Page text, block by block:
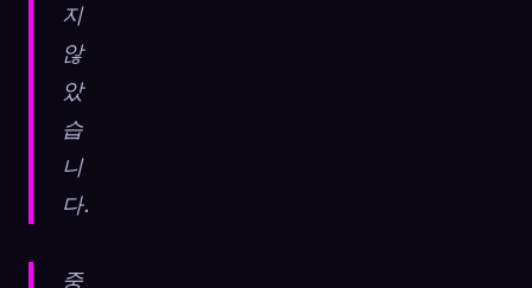
지
않
았
습
니
다.
중